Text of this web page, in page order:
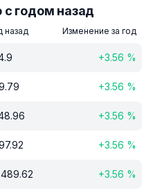
с годом назад
назад Изменение за год
+3.56 %
+3.56 %
+3.56 %
+3.56 %
+3.56 %